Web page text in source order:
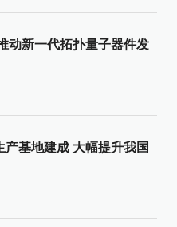
动新一代拓扑量子器件发
基地建成 大幅提升我国